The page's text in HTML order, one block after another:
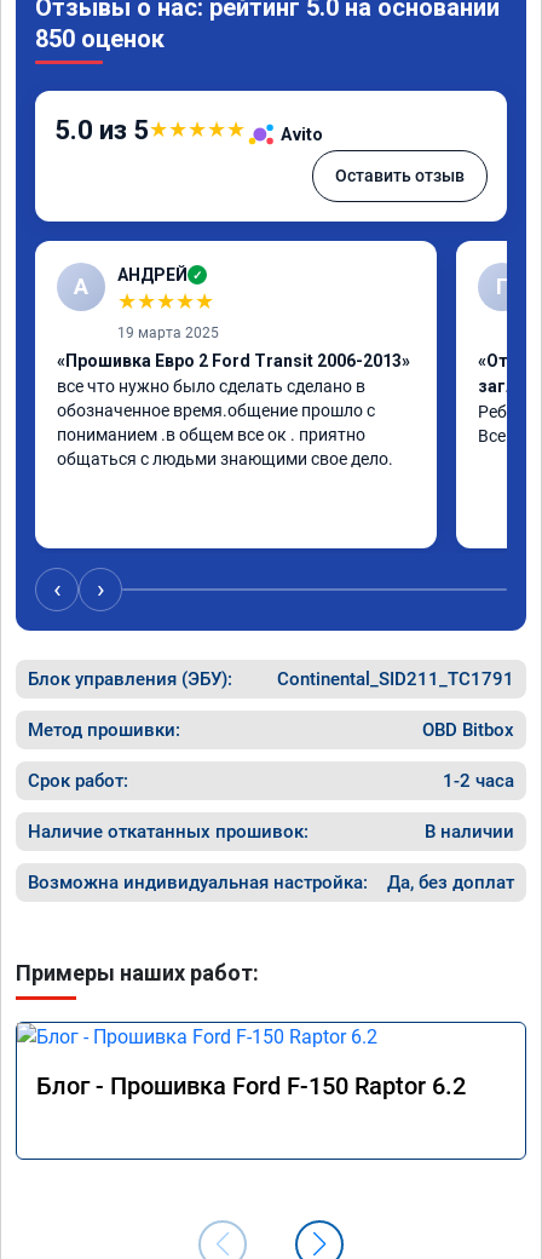
Отзывы о нас: рейтинг 5.0 на основании
850 оценок
5.0 из 5★★★★★ Avito
Оставить отзыв
А АНДРЕЙ ✓
★★★★★
19 марта 2025
«Прошивка Евро 2 Ford Transit 2006-2013»
все что нужно было сделать сделано в
обозначенное время.общение прошло с
пониманием .в общем все ок . приятно
общаться с людьми знающими свое дело.
Г
Ребята
Все
‹ ›
Блок управления (ЭБУ): Continental_SID211_TC1791
Метод прошивки: OBD Bitbox
Срок работ: 1-2 часа
Наличие откатанных прошивок: В наличии
Возможна индивидуальная настройка: Да, без доплат
Примеры наших работ:
Блог - Прошивка Ford F-150 Raptor 6.2